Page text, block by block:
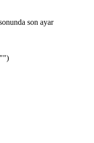
son ayar